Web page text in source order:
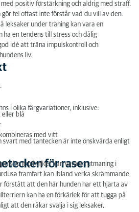
positiv förstärkning och aldrig med straff.
gör fel oftast inte förstår vad du vill av den.
leksaker under träning kan vara en
ha en tendens till stress och dålig
idé att träna impulskontroll och
liv.
i olika färgvariationer, inklusive:
eller blå
med vitt
svart med tantecken är inte önskvärda enligt
för rasen
vilket kan vara en utmaning i
framfart kan ibland verka skrämmande
förstått att den här hunden har ett hjärta av
kan ha en förkärlek för att tugga på
att den råkar svälja i sig leksaker,